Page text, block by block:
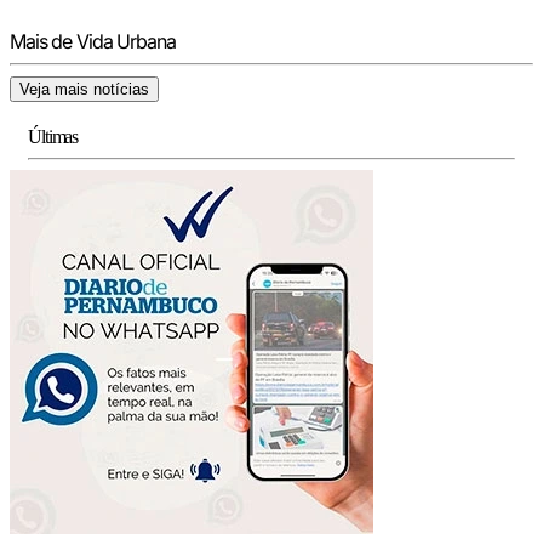
Mais de Vida Urbana
Veja mais notícias
Últimas